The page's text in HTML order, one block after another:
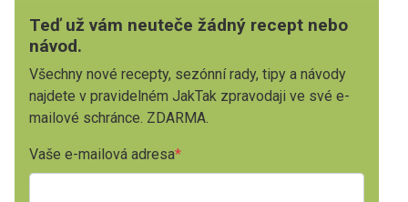
Teď už vám neuteče žádný recept nebo
návod.
Všechny nové recepty, sezónní rady, tipy a návody
najdete v pravidelném JakTak zpravodaji ve své e-
mailové schránce. ZDARMA.
Vaše e-mailová adresa